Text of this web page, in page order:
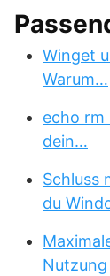
Winget
Warum…
echo
dein…
Schluss
du